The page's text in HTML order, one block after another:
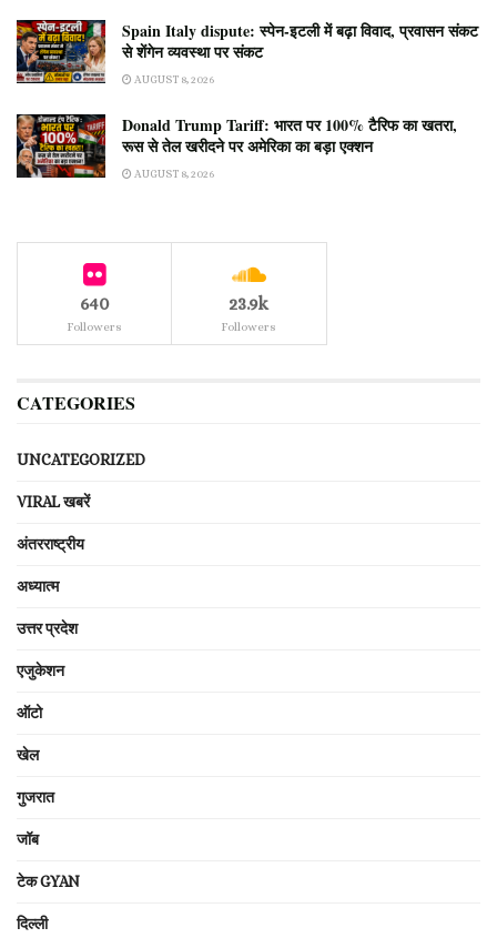
Spain Italy dispute: स्पेन-इटली में बढ़ा विवाद, प्रवासन संकट
से शेंगेन व्यवस्था पर संकट
AUGUST 8, 2026
Donald Trump Tariff: भारत पर 100% टैरिफ का खतरा,
रूस से तेल खरीदने पर अमेरिका का बड़ा एक्शन
AUGUST 8, 2026
640
Followers
23.9k
Followers
CATEGORIES
UNCATEGORIZED
VIRAL खबरें
अंतरराष्ट्रीय
अध्यात्म
उत्तर प्रदेश
एजुकेशन
ऑटो
खेल
गुजरात
जॉब
टेक GYAN
दिल्ली